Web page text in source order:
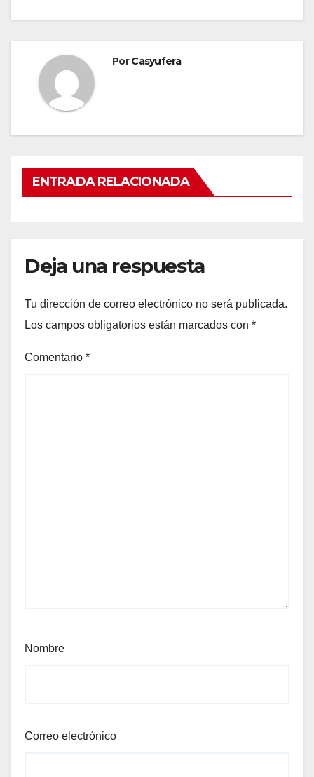
PorCasyufera
ENTRADA RELACIONADA
Deja una respuesta
Tu dirección de correo electrónico no será publicada.
Los campos obligatorios están marcados con *
Comentario *
Nombre
Correo electrónico